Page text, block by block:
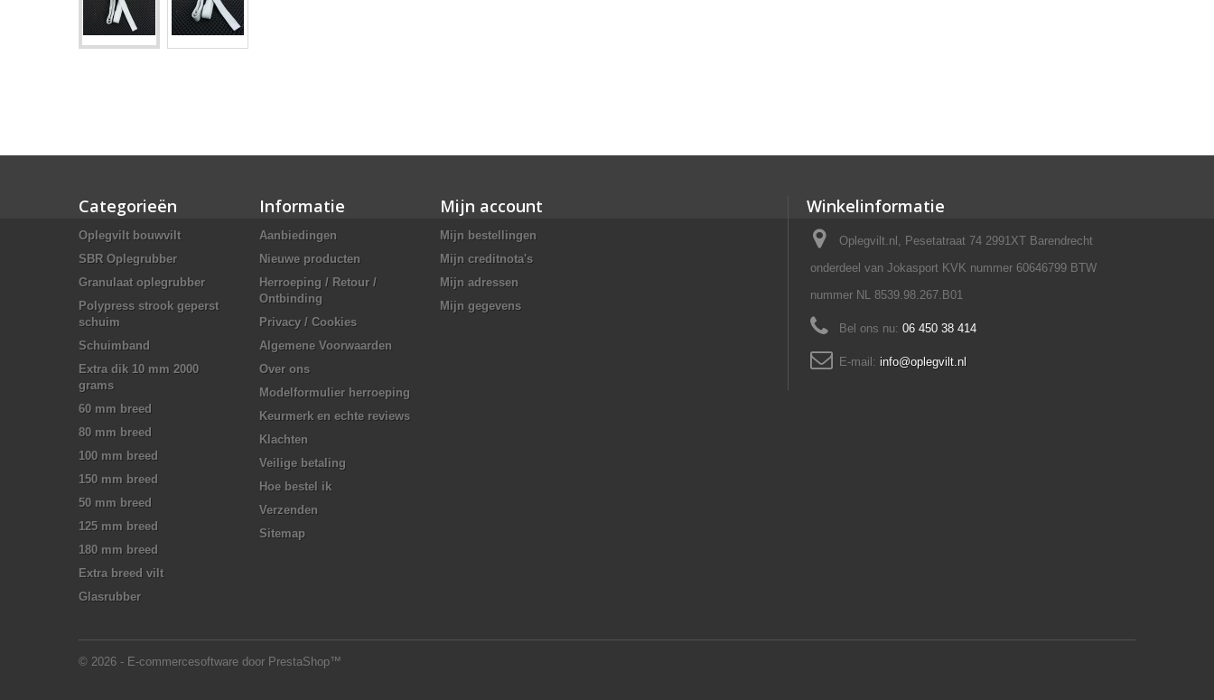
Categorieën
Oplegvilt bouwvilt
SBR Oplegrubber
Granulaat oplegrubber
Polypress strook geperst
schuim
Schuimband
Extra dik 10 mm 2000
grams
60 mm breed
80 mm breed
100 mm breed
150 mm breed
50 mm breed
125 mm breed
180 mm breed
Extra breed vilt
Glasrubber
Informatie
Aanbiedingen
Nieuwe producten
Herroeping / Retour /
Ontbinding
Privacy / Cookies
Algemene Voorwaarden
Over ons
Modelformulier herroeping
Keurmerk en echte reviews
Klachten
Veilige betaling
Hoe bestel ik
Verzenden
Sitemap
© 2026 - E-commercesoftware door PrestaShop™
Mijn account
Mijn bestellingen
Mijn creditnota's
Mijn adressen
Mijn gegevens
Winkelinformatie
Oplegvilt.nl, Pesetatraat 74 2991XT Barendrecht
onderdeel van Jokasport KVK nummer 60646799 BTW
nummer NL 8539.98.267.B01
Bel ons nu: 06 450 38 414
E-mail: info@oplegvilt.nl